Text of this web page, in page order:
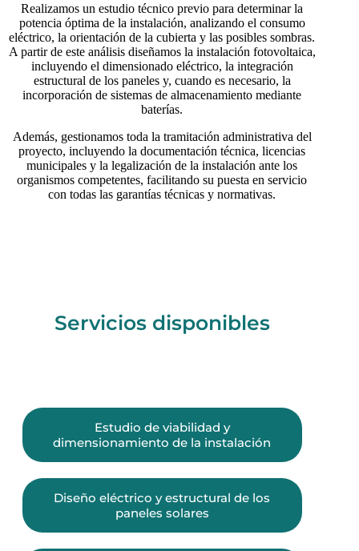
Realizamos un estudio técnico previo para determinar la
potencia óptima de la instalación, analizando el consumo
eléctrico, la orientación de la cubierta y las posibles sombras.
A partir de este análisis diseñamos la instalación fotovoltaica,
incluyendo el dimensionado eléctrico, la integración
estructural de los paneles y, cuando es necesario, la
incorporación de sistemas de almacenamiento mediante
baterías.
Además, gestionamos toda la tramitación administrativa del
proyecto, incluyendo la documentación técnica, licencias
municipales y la legalización de la instalación ante los
organismos competentes, facilitando su puesta en servicio
con todas las garantías técnicas y normativas.
Servicios disponibles
Estudio de viabilidad y
dimensionamiento de la instalación
Diseño eléctrico y estructural de los
paneles solares